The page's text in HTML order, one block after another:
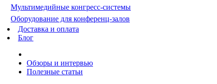
Мультимедийные конгресс-системы
Оборудование для конференц-залов
Доставка и оплата
Блог
Обзоры и интервью
Полезные статьи